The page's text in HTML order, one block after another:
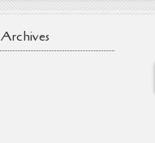
Archives